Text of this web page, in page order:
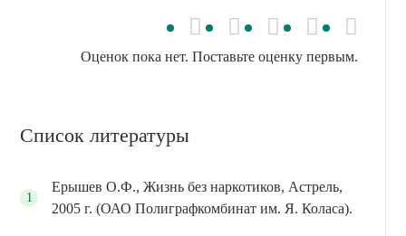
синтезируют подпольным путем из
токсические вещества в составе жмыха
Оценок пока нет. Поставьте оценку первым.
Список литературы
Ерышев О.Ф., Жизнь без наркотиков, Астрель,
2005 г. (ОАО Полиграфкомбинат им. Я. Коласа).